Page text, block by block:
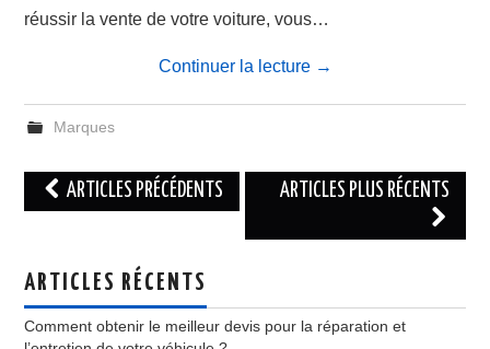
réussir la vente de votre voiture, vous…
Continuer la lecture →
Marques
Navigation
des
ARTICLES PRÉCÉDENTS ARTICLES PLUS RÉCENTS
ARTICLES RÉCENTS
Comment obtenir le meilleur devis pour la réparation et